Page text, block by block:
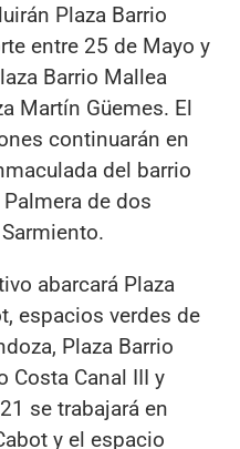
Plaza Barrio
entre 25 de Mayo y
Barrio Mallea
Martín Güemes. El
continuarán en
del barrio
de dos
abarcará Plaza
espacios verdes de
Plaza Barrio
Costa Canal III y
se trabajará en
y el espacio